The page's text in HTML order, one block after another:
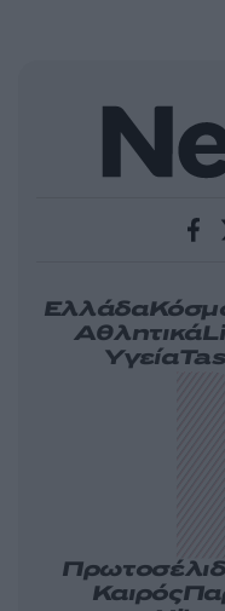
Ελλάδα
Αθλητικά
Υγεία
Καιρός